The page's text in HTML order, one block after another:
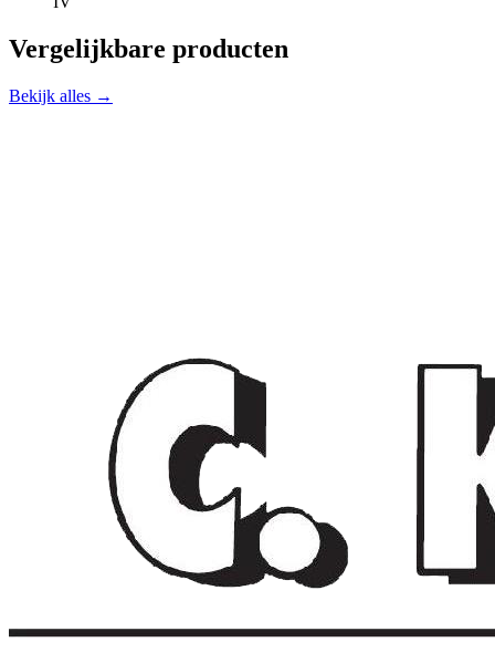
Vergelijkbare producten
Bekijk alles →